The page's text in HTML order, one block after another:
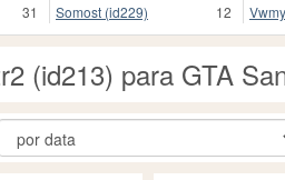
31
Somost (id229)
12
(id213) para GTA